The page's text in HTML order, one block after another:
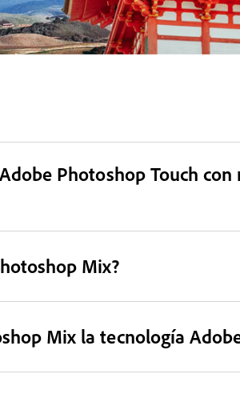
Photoshop Touch
Mix?
Mix la tecnología